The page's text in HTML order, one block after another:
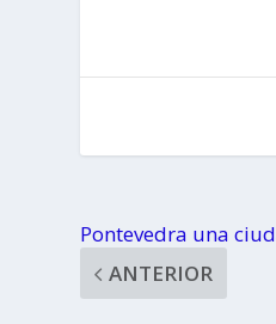
Pontevedra una
ANTERIOR